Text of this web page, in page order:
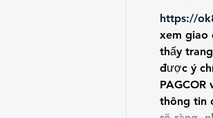
https://
xem giao
thấy
được ý
thông tin